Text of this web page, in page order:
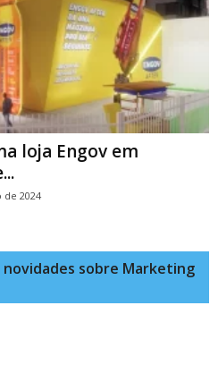
loja Engov em
de 2024
novidades sobre Marketing